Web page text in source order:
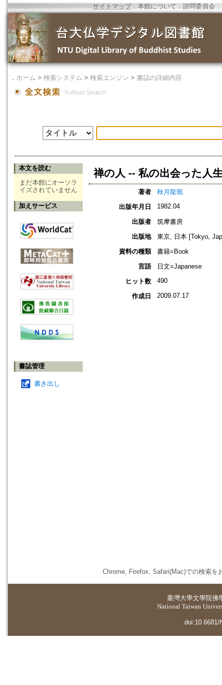
サイトマップ．本館について ． 諮問委員会 ．
． ホーム > 検索システム > 検索エンジン > 書誌の詳細内容
本文を読む
まだ本館にオーソラ
イズされていません
加えサービス
書誌管理
書き出し
禅の人 -- 私の出会った人
著者
秋月龍珉
出版年月日
1982.04
出版者
筑摩書房
出版地
東京, 日本 [Tokyo,
資料の種類
書籍=Book
言語
日文=Japanese
ヒット数
490
作成日 2009.07.17
Chrome, Firefox, Safari(Mac)での検索を
臺灣大學文學院佛
National Taiwan
doi:10.6681/